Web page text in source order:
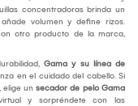
concentradoras brinda un
volumen y define rizos.
otro producto de la marca,
Gama y su línea de
en el cuidado del cabello. Si
elige un secador de pelo Gama
y sorpréndete con las